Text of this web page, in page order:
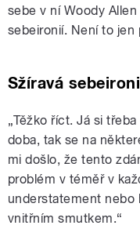
sebe v ní Woody
sebeironií. Není to jen
Sžíravá
„Těžko říct. Já si
doba, tak se na
mi došlo, že tento
problém v téměř v
understatement nebo
vnitřním smutkem.“